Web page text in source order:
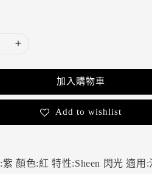
加入購物車
Add to wishlist
紫 顏色:紅特性:Sheen 閃光適用: